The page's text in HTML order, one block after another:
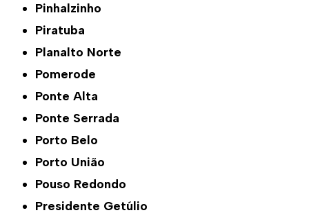
Pinhalzinho
Piratuba
Planalto Norte
Pomerode
Ponte Alta
Ponte Serrada
Porto Belo
Porto União
Pouso Redondo
Presidente Getúlio